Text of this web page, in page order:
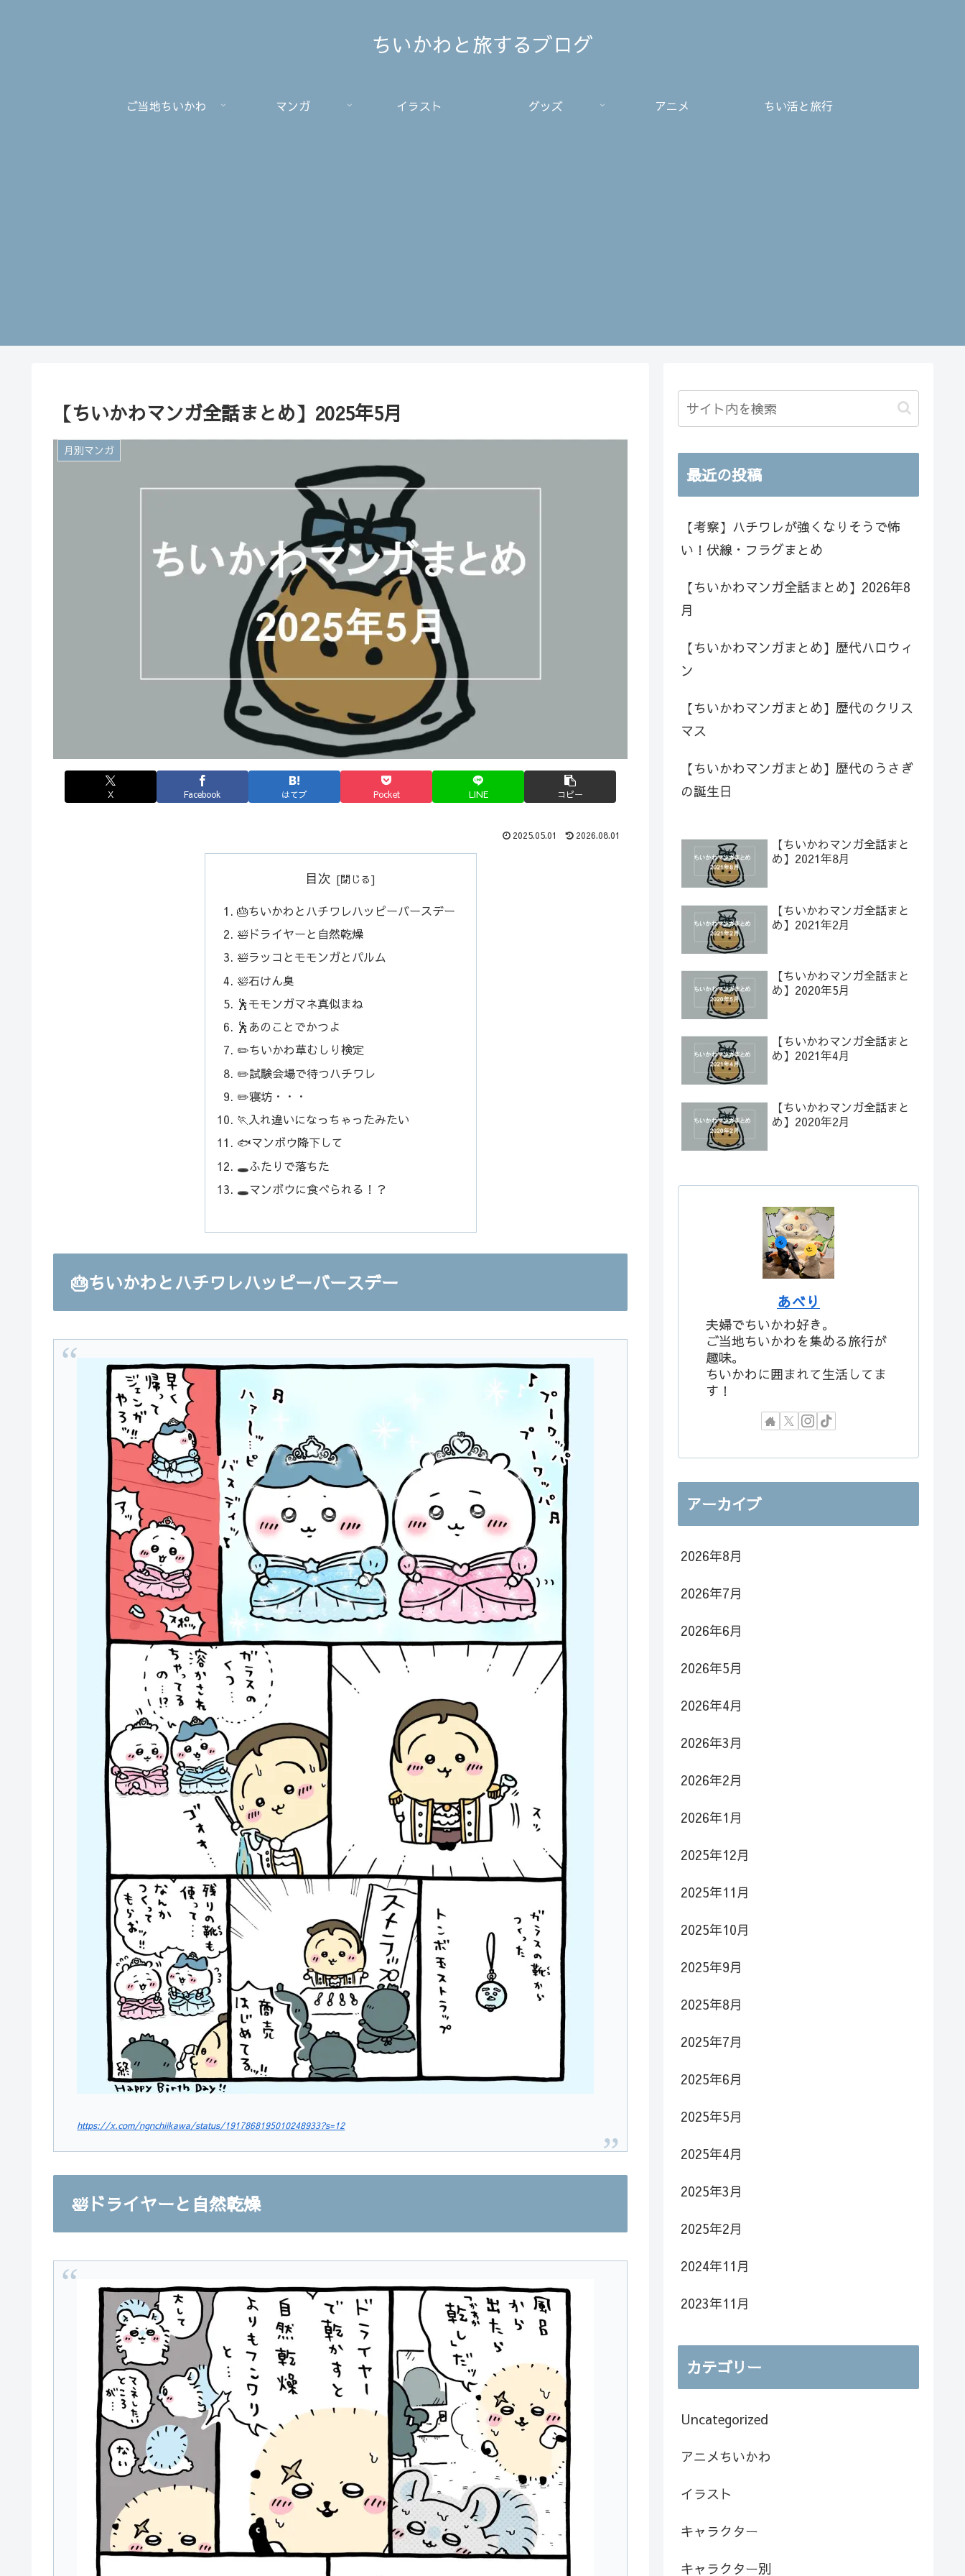
ちいかわと旅するブログ
ご当地ちいかわ マンガ イラスト グッズ アニメ ちい活と旅行
【ちいかわマンガ全話まとめ】2025年5月
月別マンガ
X Facebook はてブ Pocket LINE コピー
2025.05.01 2026.08.01
目次
🎂ちいかわとハチワレハッピーバースデー
🛀ドライヤーと自然乾燥
🛀ラッコとモモンガとパルム
🛀石けん臭
🕺モモンガマネ真似まね
🕺あのことでかつよ
✏️ちいかわ草むしり検定
✏️試験会場で待つハチワレ
✏️寝坊・・・
🏃入れ違いになっちゃったみたい
🐟マンボウ降下して
🕳️ふたりで落ちた
🕳️マンボウに食べられる！？
🎂ちいかわとハチワレハッピーバースデー
https://x.com/ngnchiikawa/status/1917868195010248933?s=12
🛀ドライヤーと自然乾燥
最近の投稿
【考察】ハチワレが強くなりそうで怖
い！伏線・フラグまとめ
【ちいかわマンガ全話まとめ】2026年8
月
【ちいかわマンガまとめ】歴代ハロウィ
ン
【ちいかわマンガまとめ】歴代のクリス
マス
【ちいかわマンガまとめ】歴代のうさぎ
の誕生日
【ちいかわマンガ全話まと
め】2021年8月
【ちいかわマンガ全話まと
め】2021年2月
【ちいかわマンガ全話まと
め】2020年5月
【ちいかわマンガ全話まと
め】2021年4月
【ちいかわマンガ全話まと
め】2020年2月
あべり
夫婦でちいかわ好き。
ご当地ちいかわを集める旅行が
趣味。
ちいかわに囲まれて生活してま
す！
アーカイブ
2026年8月
2026年7月
2026年6月
2026年5月
2026年4月
2026年3月
2026年2月
2026年1月
2025年12月
2025年11月
2025年10月
2025年9月
2025年8月
2025年7月
2025年6月
2025年5月
2025年4月
2025年3月
2025年2月
2024年11月
2023年11月
カテゴリー
Uncategorized
アニメちいかわ
イラスト
キャラクター
キャラクター別